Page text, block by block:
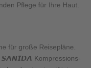
Pflege für Ihre Haut.
für große Reisepläne.
𝙎𝘼𝙉𝙄𝘿𝘼 Kompressions-